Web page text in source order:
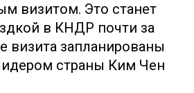
визитом. Это станет
в КНДР почти за
визита запланированы
страны Ким Чен